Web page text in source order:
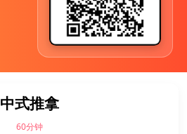
中式推拿
60分钟